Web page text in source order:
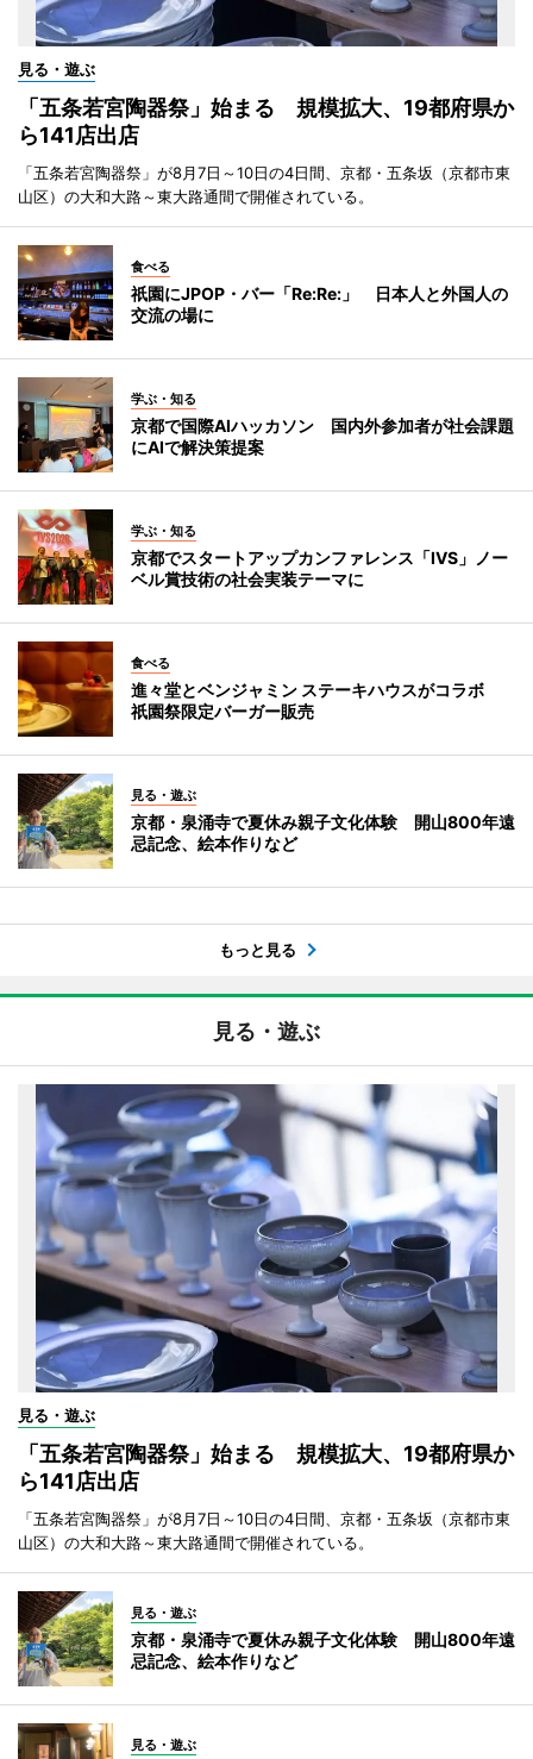
見る・遊ぶ
「五条若宮陶器祭」始まる 規模拡大、19都府県か
ら141店出店
「五条若宮陶器祭」が8月7日～10日の4日間、京都・五条坂（京都市東
山区）の大和大路～東大路通間で開催されている。
食べる
祇園にJPOP・バー「Re:Re:」 日本人と外国人の
交流の場に
学ぶ・知る
京都で国際AIハッカソン 国内外参加者が社会課題
にAIで解決策提案
学ぶ・知る
京都でスタートアップカンファレンス「IVS」ノー
ベル賞技術の社会実装テーマに
食べる
進々堂とベンジャミン ステーキハウスがコラボ
祇園祭限定バーガー販売
見る・遊ぶ
京都・泉涌寺で夏休み親子文化体験 開山800年遠
忌記念、絵本作りなど
もっと見る
見る・遊ぶ
見る・遊ぶ
「五条若宮陶器祭」始まる 規模拡大、19都府県か
ら141店出店
「五条若宮陶器祭」が8月7日～10日の4日間、京都・五条坂（京都市東
山区）の大和大路～東大路通間で開催されている。
見る・遊ぶ
京都・泉涌寺で夏休み親子文化体験 開山800年遠
忌記念、絵本作りなど
見る・遊ぶ